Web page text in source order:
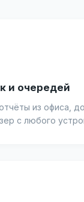
и очередей
из офиса,
с любого